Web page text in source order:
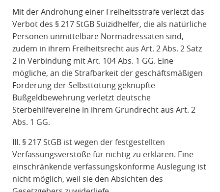
Mit der Androhung einer Freiheitsstrafe verletzt das
Verbot des § 217 StGB Suizidhelfer, die als natürliche
Personen unmittelbare Normadressaten sind,
zudem in ihrem Freiheitsrecht aus Art. 2 Abs. 2 Satz
2 in Verbindung mit Art. 104 Abs. 1 GG. Eine
mögliche, an die Strafbarkeit der geschäftsmäßigen
Förderung der Selbsttötung geknüpfte
Bußgeldbewehrung verletzt deutsche
Sterbehilfevereine in ihrem Grundrecht aus Art. 2
Abs. 1 GG.
III. § 217 StGB ist wegen der festgestellten
Verfassungsverstöße für nichtig zu erklären. Eine
einschränkende verfassungskonforme Auslegung ist
nicht möglich, weil sie den Absichten des